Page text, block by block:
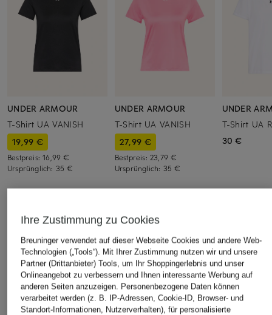
UNDER ARMOUR
T-Shirt UA VANISH
19,99 €
Bestpreis:16,99 €
Ursprünglich: 35 €
UNDER ARMOUR
T-Shirt UA VANISH
27,99 €
Bestpreis: 23,79 €
Ursprünglich: 35 €
UNDER
T-Shirt UA
30 €
ÄHNLICHE ARTIKEL ENTDECKEN
Ihre Zustimmung zu Cookies
Breuninger verwendet auf dieser Webseite Cookies und andere Web-
Technologien („Tools“). Mit Ihrer Zustimmung nutzen wir und unsere
Partner (Drittanbieter) Tools, um Ihr Shoppingerlebnis und unser
Onlineangebot zu verbessern und Ihnen interessante Werbung auf
anderen Seiten anzuzeigen. Personenbezogene Daten können
verarbeitet werden (z. B. IP-Adressen, Cookie-ID, Browser- und
Standort-Informationen, Nutzerverhalten), für personalisierte